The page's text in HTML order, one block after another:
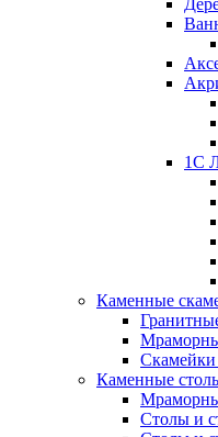
1С
Каменные
Скамейки
Каменные
Столы и